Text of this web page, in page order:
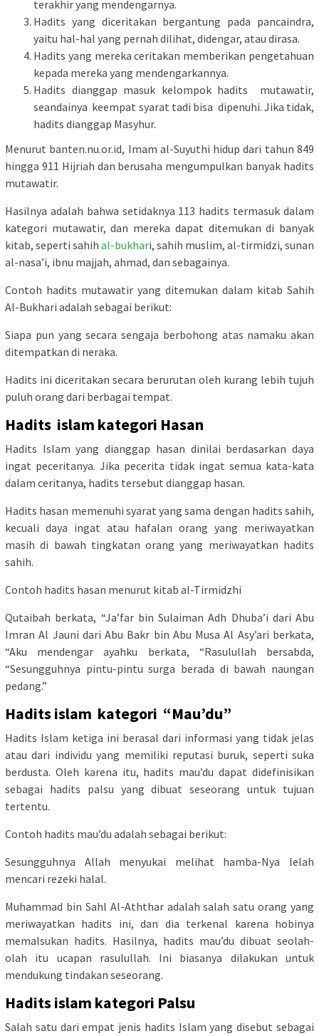
terakhir yang mendengarnya.
Hadits yang diceritakan bergantung pada pancaindra,
yaitu hal-hal yang pernah dilihat, didengar, atau dirasa.
Hadits yang mereka ceritakan memberikan pengetahuan
kepada mereka yang mendengarkannya.
Hadits dianggap masuk kelompok hadits mutawatir,
seandainya keempat syarat tadi bisa dipenuhi. Jika tidak,
hadits dianggap Masyhur.
Menurut banten.nu.or.id, Imam al-Suyuthi hidup dari tahun 849
hingga 911 Hijriah dan berusaha mengumpulkan banyak hadits
mutawatir.
Hasilnya adalah bahwa setidaknya 113 hadits termasuk dalam
kategori mutawatir, dan mereka dapat ditemukan di banyak
kitab, seperti sahih al-bukhari, sahih muslim, al-tirmidzi, sunan
al-nasa’i, ibnu majjah, ahmad, dan sebagainya.
Contoh hadits mutawatir yang ditemukan dalam kitab Sahih
Al-Bukhari adalah sebagai berikut:
Siapa pun yang secara sengaja berbohong atas namaku akan
ditempatkan di neraka.
Hadits ini diceritakan secara berurutan oleh kurang lebih tujuh
puluh orang dari berbagai tempat.
Hadits islam kategori Hasan
Hadits Islam yang dianggap hasan dinilai berdasarkan daya
ingat peceritanya. Jika pecerita tidak ingat semua kata-kata
dalam ceritanya, hadits tersebut dianggap hasan.
Hadits hasan memenuhi syarat yang sama dengan hadits sahih,
kecuali daya ingat atau hafalan orang yang meriwayatkan
masih di bawah tingkatan orang yang meriwayatkan hadits
sahih.
Contoh hadits hasan menurut kitab al-Tirmidzhi
Qutaibah berkata, “Ja’far bin Sulaiman Adh Dhuba’i dari Abu
Imran Al Jauni dari Abu Bakr bin Abu Musa Al Asy’ari berkata,
“Aku mendengar ayahku berkata, “Rasulullah bersabda,
“Sesungguhnya pintu-pintu surga berada di bawah naungan
pedang.”
Hadits islam kategori “Mau’du”
Hadits Islam ketiga ini berasal dari informasi yang tidak jelas
atau dari individu yang memiliki reputasi buruk, seperti suka
berdusta. Oleh karena itu, hadits mau’du dapat didefinisikan
sebagai hadits palsu yang dibuat seseorang untuk tujuan
tertentu.
Contoh hadits mau’du adalah sebagai berikut:
Sesungguhnya Allah menyukai melihat hamba-Nya lelah
mencari rezeki halal.
Muhammad bin Sahl Al-Aththar adalah salah satu orang yang
meriwayatkan hadits ini, dan dia terkenal karena hobinya
memalsukan hadits. Hasilnya, hadits mau’du dibuat seolah-
olah itu ucapan rasulullah. Ini biasanya dilakukan untuk
mendukung tindakan seseorang.
Hadits islam kategori Palsu
Salah satu dari empat jenis hadits Islam yang disebut sebagai